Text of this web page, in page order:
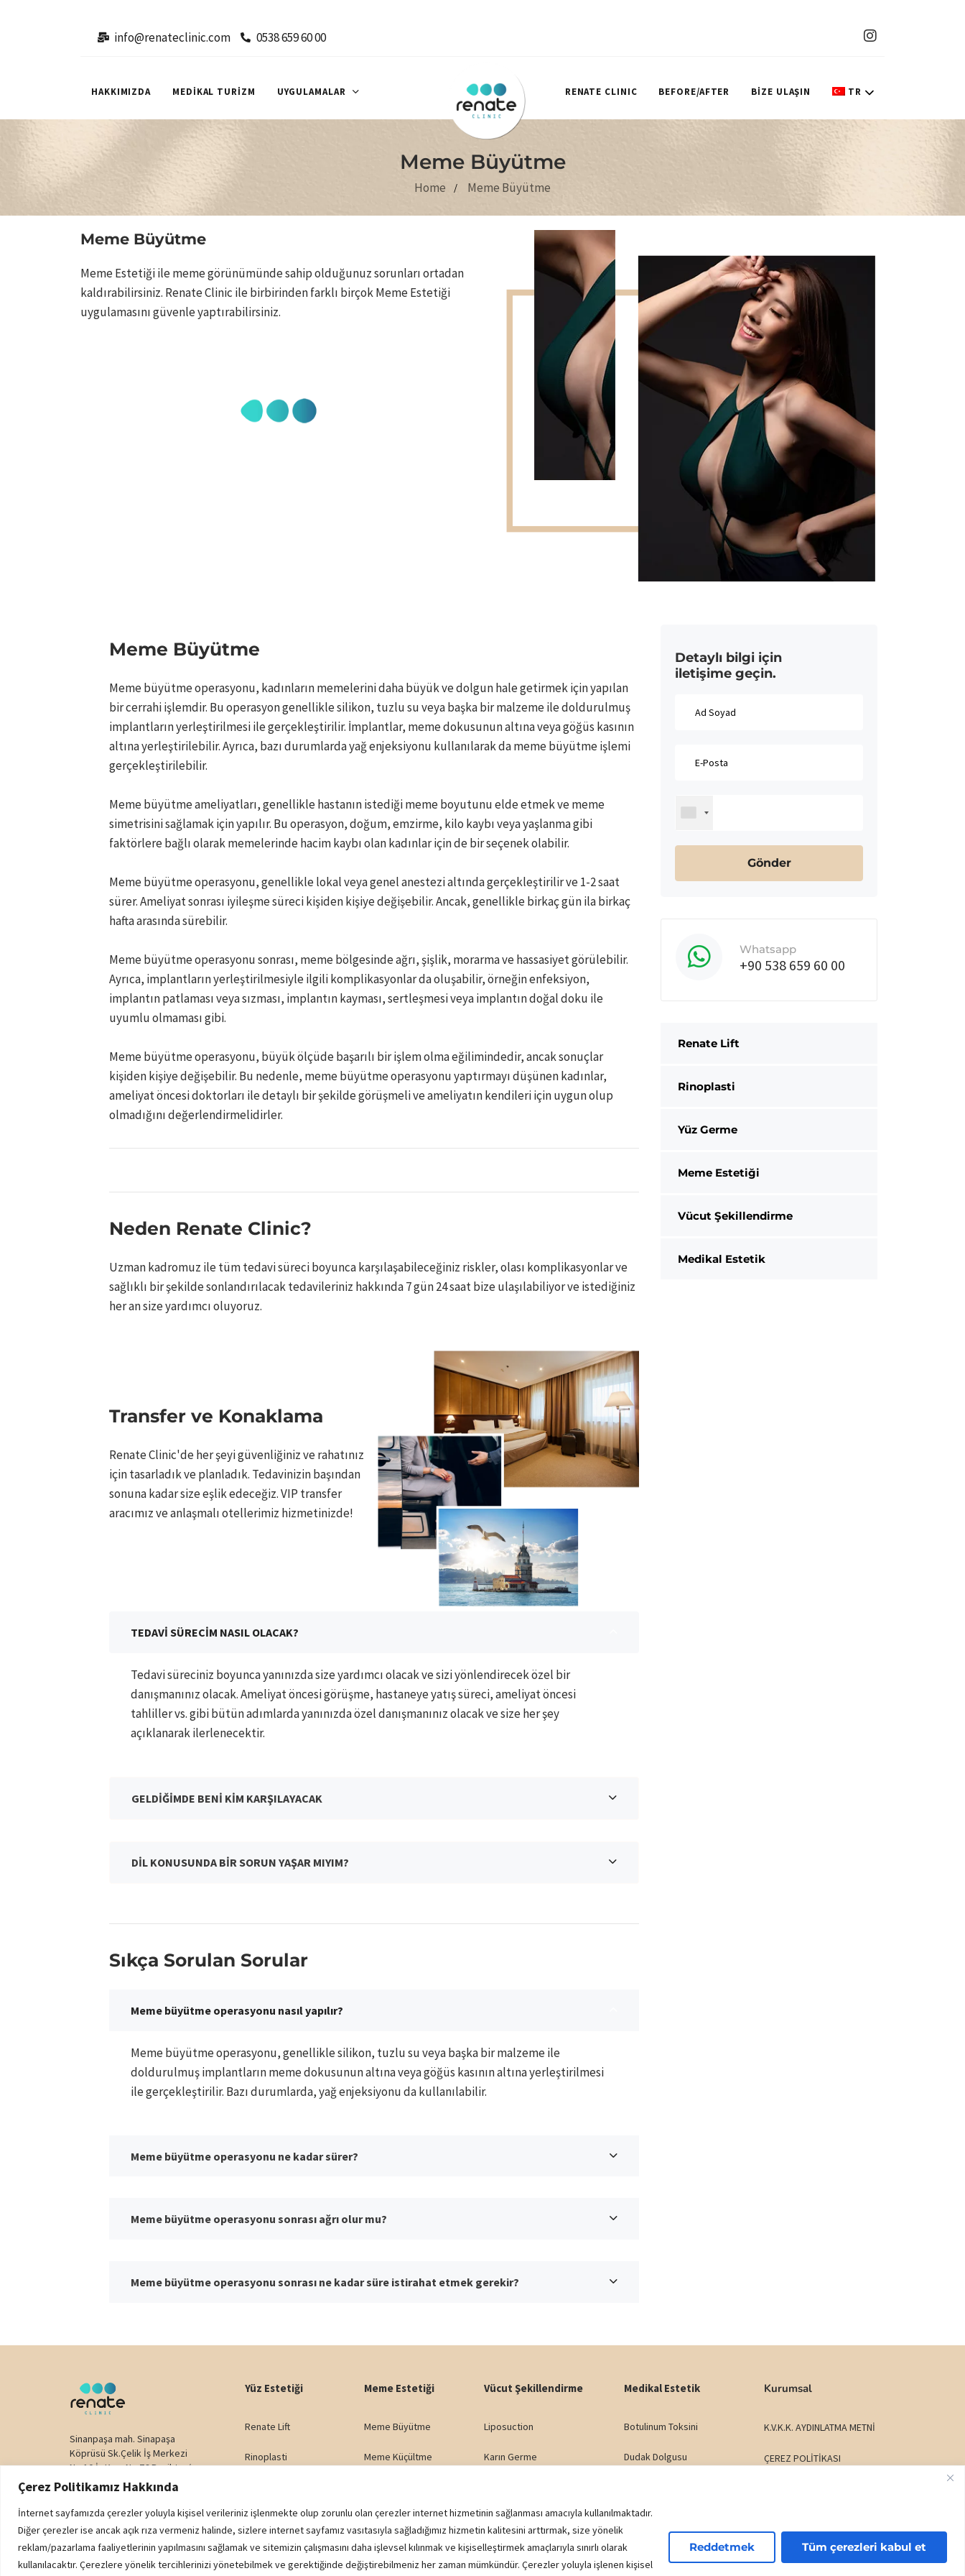
Çerez Politikamız Hakkında
İnternet sayfamızda çerezler yoluyla kişisel verileriniz işlenmekte olup zorunlu olan çerezler internet hizmetinin sağlanması amacıyla kullanılmaktadır.
Diğer çerezler ise ancak açık rıza vermeniz halinde, sizlere internet sayfamız vasıtasıyla sağladığımız hizmetin kalitesini arttırmak, size yönelik
reklam/pazarlama faaliyetlerinin yapılmasını sağlamak ve sitemizin çalışmasını daha işlevsel kılınmak ve kişiselleştirmek amaçlarıyla sınırlı olarak
kullanılacaktır. Çerezlere yönelik tercihlerinizi yönetebilmek ve gerektiğinde değiştirebilmeniz her zaman mümkündür. Çerezler yoluyla işlenen kişisel
Reddetmek Tüm çerezleri kabul et
info@renateclinic.com 0538 659 60 00
HAKKIMIZDA MEDİKAL TURİZM UYGULAMALAR RENATE CLINIC BEFORE/AFTER BİZE ULAŞIN TR
Meme Büyütme
Home Meme Büyütme
Meme Büyütme
Meme Estetiği ile meme görünümünde sahip olduğunuz sorunları ortadan
kaldırabilirsiniz. Renate Clinic ile birbirinden farklı birçok Meme Estetiği
uygulamasını güvenle yaptırabilirsiniz.
Meme Büyütme
Meme büyütme operasyonu, kadınların memelerini daha büyük ve dolgun hale getirmek için yapılan
bir cerrahi işlemdir. Bu operasyon genellikle silikon, tuzlu su veya başka bir malzeme ile doldurulmuş
implantların yerleştirilmesi ile gerçekleştirilir. İmplantlar, meme dokusunun altına veya göğüs kasının
altına yerleştirilebilir. Ayrıca, bazı durumlarda yağ enjeksiyonu kullanılarak da meme büyütme işlemi
gerçekleştirilebilir.
Meme büyütme ameliyatları, genellikle hastanın istediği meme boyutunu elde etmek ve meme
simetrisini sağlamak için yapılır. Bu operasyon, doğum, emzirme, kilo kaybı veya yaşlanma gibi
faktörlere bağlı olarak memelerinde hacim kaybı olan kadınlar için de bir seçenek olabilir.
Meme büyütme operasyonu, genellikle lokal veya genel anestezi altında gerçekleştirilir ve 1-2 saat
sürer. Ameliyat sonrası iyileşme süreci kişiden kişiye değişebilir. Ancak, genellikle birkaç gün ila birkaç
hafta arasında sürebilir.
Meme büyütme operasyonu sonrası, meme bölgesinde ağrı, şişlik, morarma ve hassasiyet görülebilir.
Ayrıca, implantların yerleştirilmesiyle ilgili komplikasyonlar da oluşabilir, örneğin enfeksiyon,
implantın patlaması veya sızması, implantın kayması, sertleşmesi veya implantın doğal doku ile
uyumlu olmaması gibi.
Meme büyütme operasyonu, büyük ölçüde başarılı bir işlem olma eğilimindedir, ancak sonuçlar
kişiden kişiye değişebilir. Bu nedenle, meme büyütme operasyonu yaptırmayı düşünen kadınlar,
ameliyat öncesi doktorları ile detaylı bir şekilde görüşmeli ve ameliyatın kendileri için uygun olup
olmadığını değerlendirmelidirler.
Neden Renate Clinic?
Uzman kadromuz ile tüm tedavi süreci boyunca karşılaşabileceğiniz riskler, olası komplikasyonlar ve
sağlıklı bir şekilde sonlandırılacak tedavileriniz hakkında 7 gün 24 saat bize ulaşılabiliyor ve istediğiniz
her an size yardımcı oluyoruz.
Transfer ve Konaklama ​
Renate Clinic'de her şeyi güvenliğiniz ve rahatınız
için tasarladık ve planladık. Tedavinizin başından
sonuna kadar size eşlik edeceğiz. VIP transfer
aracımız ve anlaşmalı otellerimiz hizmetinizde! ​
TEDAVİ SÜRECİM NASIL OLACAK?
Tedavi süreciniz boyunca yanınızda size yardımcı olacak ve sizi yönlendirecek özel bir
danışmanınız olacak. Ameliyat öncesi görüşme, hastaneye yatış süreci, ameliyat öncesi
tahliller vs. gibi bütün adımlarda yanınızda özel danışmanınız olacak ve size her şey
açıklanarak ilerlenecektir.
GELDİĞİMDE BENİ KİM KARŞILAYACAK
DİL KONUSUNDA BİR SORUN YAŞAR MIYIM?
Sıkça Sorulan Sorular
Meme büyütme operasyonu nasıl yapılır?
Meme büyütme operasyonu, genellikle silikon, tuzlu su veya başka bir malzeme ile
doldurulmuş implantların meme dokusunun altına veya göğüs kasının altına yerleştirilmesi
ile gerçekleştirilir. Bazı durumlarda, yağ enjeksiyonu da kullanılabilir.
Meme büyütme operasyonu ne kadar sürer?
Meme büyütme operasyonu sonrası ağrı olur mu?
Meme büyütme operasyonu sonrası ne kadar süre istirahat etmek gerekir?
Detaylı bilgi için
iletişime geçin.
Whatsapp
+90 538 659 60 00
Renate Lift
Rinoplasti
Yüz Germe
Meme Estetiği
Vücut Şekillendirme
Medikal Estetik
Sinanpaşa mah. Sinapaşa
Köprüsü Sk.Çelik İş Merkezi
No:10 İç Kapı No:76 Beşiktaş/
İstanbul
E-posta: info@renateclinic.com
Yüz Estetiği
Renate Lift
Rinoplasti
Alın Germe
Bişektomi
Meme Estetiği
Meme Büyütme
Meme Küçültme
Meme Asimetrisi
Jinekomasti
Vücut Şekillendirme
Liposuction
Karın Germe
Popo Kaldırma (BBL)
Genital Estetik
Medikal Estetik
Botulinum Toksini
Dudak Dolgusu
Nazolabiyal Dolgu
Yanak Dolgusu
Kurumsal
K.V.K.K. AYDINLATMA METNİ
ÇEREZ POLİTİKASI